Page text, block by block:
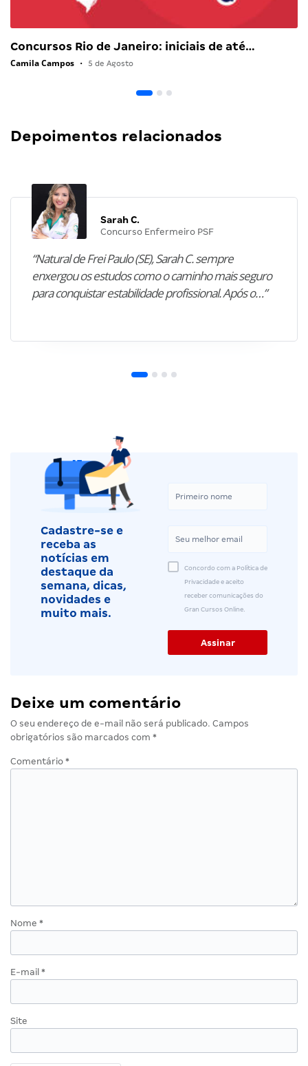
Concursos Rio de Janeiro: iniciais de até…
Camila Campos • 5 de Agosto
Depoimentos relacionados
Sarah C.
Concurso Enfermeiro PSF
“Natural de Frei Paulo (SE), Sarah C. sempre
enxergou os estudos como o caminho mais seguro
para conquistar estabilidade profissional. Após o…”
Cadastre-se e
receba as
notícias em
destaque da
semana, dicas,
novidades e
muito mais.
Concordo com a Política de
Privacidade e aceito
receber comunicações do
Gran Cursos Online.
Deixe um comentário
O seu endereço de e-mail não será publicado. Campos
obrigatórios são marcados com *
Comentário *
Nome *
E-mail *
Site